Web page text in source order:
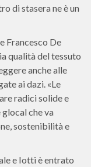
di stasera ne è un
Francesco De
qualità del tessuto
anche alle
ai dazi. «Le
radici solide e
che va
sostenibilità e
e Iotti è entrato